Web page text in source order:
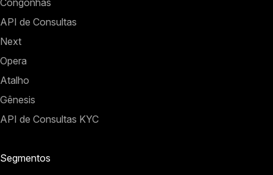
API de Consultas
Next
Opera
Atalho
Gênesis
API de Consultas KYC
Segmentos